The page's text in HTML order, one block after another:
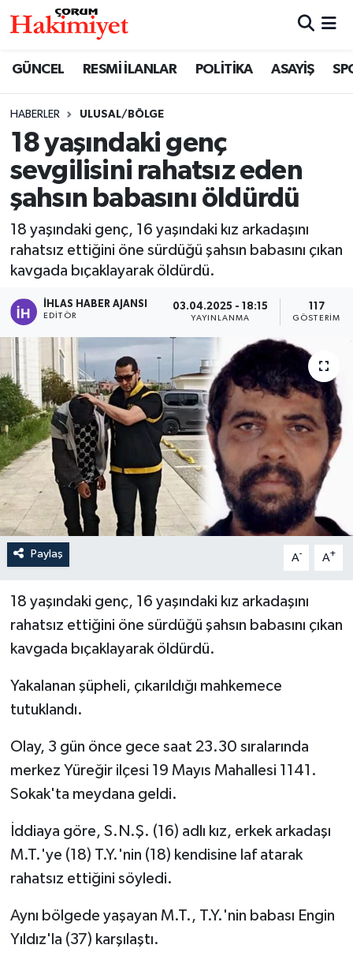
GÜNCEL RESMİ İLANLAR POLİTİKA ASAYİŞ
HABERLER ULUSAL/BÖLGE
18 yaşındaki genç
sevgilisini rahatsız eden
şahsın babasını öldürdü
18 yaşındaki genç, 16 yaşındaki kız arkadaşını
rahatsız ettiğini öne sürdüğü şahsın babasını çıkan
kavgada bıçaklayarak öldürdü.
İHLAS HABER AJANSI
EDITÖR
03.04.2025 - 18:15
YAYINLANMA
117
GÖSTERIM
Paylaş A- A+
18 yaşındaki genç, 16 yaşındaki kız arkadaşını
rahatsız ettiğini öne sürdüğü şahsın babasını çıkan
kavgada bıçaklayarak öldürdü.
Yakalanan şüpheli, çıkarıldığı mahkemece
tutuklandı.
Olay, 3 gün önce gece saat 23.30 sıralarında
merkez Yüreğir ilçesi 19 Mayıs Mahallesi 1141.
Sokak'ta meydana geldi.
İddiaya göre, S.N.Ş. (16) adlı kız, erkek arkadaşı
M.T.'ye (18) T.Y.'nin (18) kendisine laf atarak
rahatsız ettiğini söyledi.
Aynı bölgede yaşayan M.T., T.Y.'nin babası Engin
Yıldız'la (37) karşılaştı.
SAĞLIK
ASAYİŞ
EKONOMİ
GÜNCEL
AKTÜEL
EĞİTİM
İLÇELER
OTOPARK
TEKNOLOJİ
Nöbetçi Eczaneler
Çorum Namaz Vakitleri
Trafik Durumu
Süper Lig Puan Durumu ve Fikstür
Tüm Manşetler
Son Dakika Haberleri
Haber Arşivi